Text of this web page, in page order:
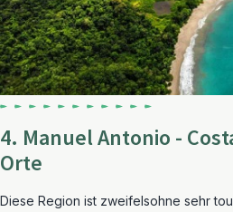
4. Manuel Antonio -
Orte
Diese Region ist zweifelsohne sehr